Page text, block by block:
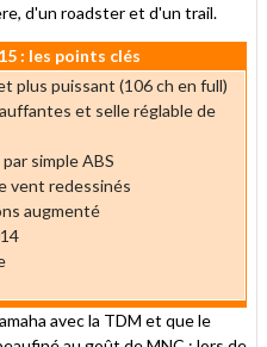
d'un roadster et d'un trail.
: les points clés
plus puissant (106 ch en full)
et selle réglable de
simple ABS
vent redessinés
augmenté
avec la TDM et que le